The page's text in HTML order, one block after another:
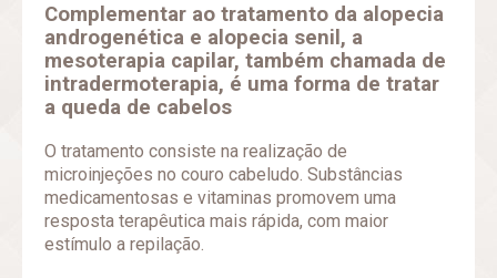
Complementar ao tratamento da alopecia
androgenética e alopecia senil, a
mesoterapia capilar, também chamada de
intradermoterapia, é uma forma de tratar
a queda de cabelos
O tratamento consiste na realização de
microinjeções no couro cabeludo. Substâncias
medicamentosas e vitaminas promovem uma
resposta terapêutica mais rápida, com maior
estímulo a repilação.